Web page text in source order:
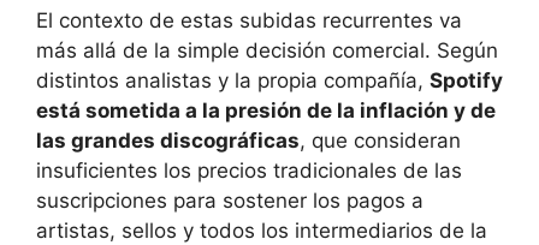
El contexto de estas subidas recurrentes va
más allá de la simple decisión comercial. Según
distintos analistas y la propia compañía, Spotify
está sometida a la presión de la inflación y de
las grandes discográficas, que consideran
insuficientes los precios tradicionales de las
suscripciones para sostener los pagos a
artistas, sellos y todos los intermediarios de la